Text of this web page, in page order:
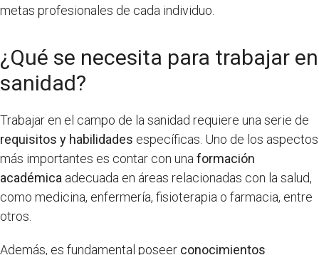
metas profesionales de cada individuo.
¿Qué se necesita para trabajar en
sanidad?
Trabajar en el campo de la sanidad requiere una serie de
requisitos y habilidades específicas. Uno de los aspectos
más importantes es contar con unaformación
académica adecuada en áreas relacionadas con la salud,
como medicina, enfermería, fisioterapia o farmacia, entre
otros.
Además, es fundamental poseer conocimientos